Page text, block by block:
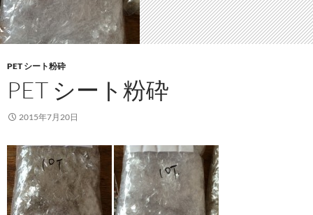
PET シート粉砕
PET シート粉砕
2015年7月20日